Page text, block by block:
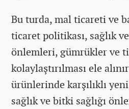
Bu turda, mal ticareti ve
ticaret politikası, sağlık
önlemleri, gümrükler ve
kolaylaştırılması ele
ürünlerinde karşılıklı yeni
sağlık ve bitki sağlığı